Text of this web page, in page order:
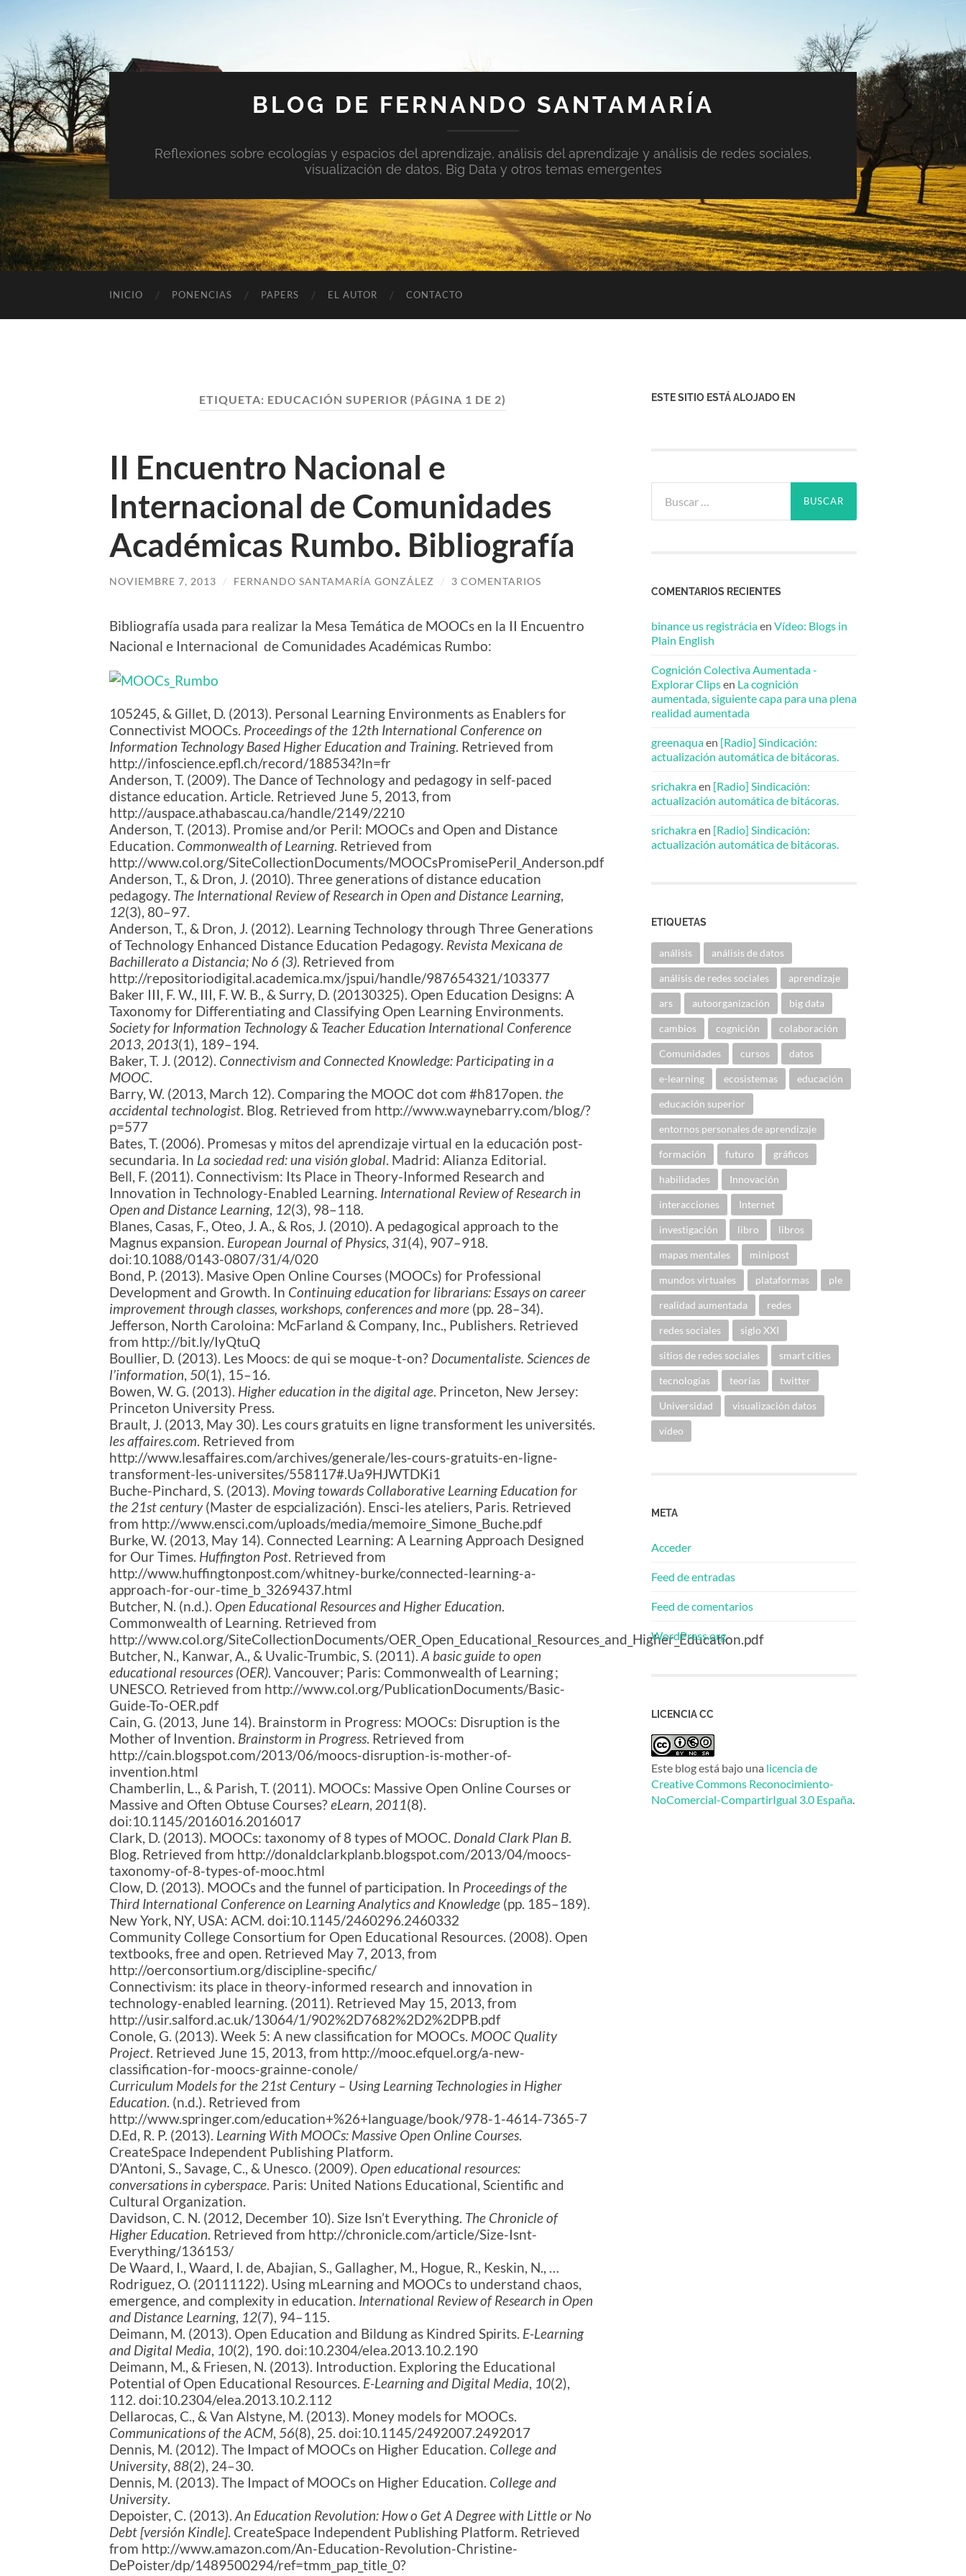
BLOG DE FERNANDO SANTAMARÍA
Reflexiones sobre ecologías y espacios del aprendizaje, análisis del aprendizaje y análisis de redes sociales,
visualización de datos, Big Data y otros temas emergentes
INICIO PONENCIAS PAPERS EL AUTOR CONTACTO
ETIQUETA: EDUCACIÓN SUPERIOR (PÁGINA 1 DE 2)
II Encuentro Nacional e
Internacional de Comunidades
Académicas Rumbo. Bibliografía
NOVIEMBRE 7, 2013 / FERNANDO SANTAMARÍA GONZÁLEZ / 3 COMENTARIOS
Bibliografía usada para realizar la Mesa Temática de MOOCs en la II Encuentro
Nacional e Internacional de Comunidades Académicas Rumbo:
105245, & Gillet, D. (2013). Personal Learning Environments as Enablers for
Connectivist MOOCs. Proceedings of the 12th International Conference on
Information Technology Based Higher Education and Training. Retrieved from
http://infoscience.epfl.ch/record/188534?ln=fr
Anderson, T. (2009). The Dance of Technology and pedagogy in self-paced
distance education. Article. Retrieved June 5, 2013, from
http://auspace.athabascau.ca/handle/2149/2210
Anderson, T. (2013). Promise and/or Peril: MOOCs and Open and Distance
Education. Commonwealth of Learning. Retrieved from
http://www.col.org/SiteCollectionDocuments/MOOCsPromisePeril_Anderson.pdf
Anderson, T., & Dron, J. (2010). Three generations of distance education
pedagogy. The International Review of Research in Open and Distance Learning,
12(3), 80–97.
Anderson, T., & Dron, J. (2012). Learning Technology through Three Generations
of Technology Enhanced Distance Education Pedagogy. Revista Mexicana de
Bachillerato a Distancia; No 6 (3). Retrieved from
http://repositoriodigital.academica.mx/jspui/handle/987654321/103377
Baker III, F. W., III, F. W. B., & Surry, D. (20130325). Open Education Designs: A
Taxonomy for Differentiating and Classifying Open Learning Environments.
Society for Information Technology & Teacher Education International Conference
2013, 2013(1), 189–194.
Baker, T. J. (2012). Connectivism and Connected Knowledge: Participating in a
MOOC.
Barry, W. (2013, March 12). Comparing the MOOC dot com #h817open. the
accidental technologist. Blog. Retrieved from http://www.waynebarry.com/blog/?
p=577
Bates, T. (2006). Promesas y mitos del aprendizaje virtual en la educación post-
secundaria. In La sociedad red: una visión global. Madrid: Alianza Editorial.
Bell, F. (2011). Connectivism: Its Place in Theory-Informed Research and
Innovation in Technology-Enabled Learning. International Review of Research in
Open and Distance Learning, 12(3), 98–118.
Blanes, Casas, F., Oteo, J. A., & Ros, J. (2010). A pedagogical approach to the
Magnus expansion. European Journal of Physics, 31(4), 907–918.
doi:10.1088/0143-0807/31/4/020
Bond, P. (2013). Masive Open Online Courses (MOOCs) for Professional
Development and Growth. In Continuing education for librarians: Essays on career
improvement through classes, workshops, conferences and more (pp. 28–34).
Jefferson, North Caroloina: McFarland & Company, Inc., Publishers. Retrieved
from http://bit.ly/IyQtuQ
Boullier, D. (2013). Les Moocs: de qui se moque-t-on? Documentaliste. Sciences de
l’information, 50(1), 15–16.
Bowen, W. G. (2013). Higher education in the digital age. Princeton, New Jersey:
Princeton University Press.
Brault, J. (2013, May 30). Les cours gratuits en ligne transforment les universités.
les affaires.com. Retrieved from
http://www.lesaffaires.com/archives/generale/les-cours-gratuits-en-ligne-
transforment-les-universites/558117#.Ua9HJWTDKi1
Buche-Pinchard, S. (2013). Moving towards Collaborative Learning Education for
the 21st century(Master de espcialización). Ensci-les ateliers, Paris. Retrieved
from http://www.ensci.com/uploads/media/memoire_Simone_Buche.pdf
Burke, W. (2013, May 14). Connected Learning: A Learning Approach Designed
for Our Times. Huffington Post. Retrieved from
http://www.huffingtonpost.com/whitney-burke/connected-learning-a-
approach-for-our-time_b_3269437.html
Butcher, N. (n.d.). Open Educational Resources and Higher Education.
Commonwealth of Learning. Retrieved from
http://www.col.org/SiteCollectionDocuments/OER_Open_Educational_Resources_and_Higher_Education.pdf
Butcher, N., Kanwar, A., & Uvalic-Trumbic, S. (2011). A basic guide to open
educational resources (OER). Vancouver; Paris: Commonwealth of Learning ;
UNESCO. Retrieved from http://www.col.org/PublicationDocuments/Basic-
Guide-To-OER.pdf
Cain, G. (2013, June 14). Brainstorm in Progress: MOOCs: Disruption is the
Mother of Invention. Brainstorm in Progress. Retrieved from
http://cain.blogspot.com/2013/06/moocs-disruption-is-mother-of-
invention.html
Chamberlin, L., & Parish, T. (2011). MOOCs: Massive Open Online Courses or
Massive and Often Obtuse Courses?eLearn, 2011(8).
doi:10.1145/2016016.2016017
Clark, D. (2013). MOOCs: taxonomy of 8 types of MOOC. Donald Clark Plan B.
Blog. Retrieved from http://donaldclarkplanb.blogspot.com/2013/04/moocs-
taxonomy-of-8-types-of-mooc.html
Clow, D. (2013). MOOCs and the funnel of participation. In Proceedings of the
Third International Conference on Learning Analytics and Knowledge (pp. 185–189).
New York, NY, USA: ACM. doi:10.1145/2460296.2460332
Community College Consortium for Open Educational Resources. (2008). Open
textbooks, free and open. Retrieved May 7, 2013, from
http://oerconsortium.org/discipline-specific/
Connectivism: its place in theory-informed research and innovation in
technology-enabled learning. (2011). Retrieved May 15, 2013, from
http://usir.salford.ac.uk/13064/1/902%2D7682%2D2%2DPB.pdf
Conole, G. (2013). Week 5: A new classification for MOOCs. MOOC Quality
Project. Retrieved June 15, 2013, from http://mooc.efquel.org/a-new-
classification-for-moocs-grainne-conole/
Curriculum Models for the 21st Century – Using Learning Technologies in Higher
Education. (n.d.). Retrieved from
http://www.springer.com/education+%26+language/book/978-1-4614-7365-7
D.Ed, R. P. (2013). Learning With MOOCs: Massive Open Online Courses.
CreateSpace Independent Publishing Platform.
D’Antoni, S., Savage, C., & Unesco. (2009). Open educational resources:
conversations in cyberspace. Paris: United Nations Educational, Scientific and
Cultural Organization.
Davidson, C. N. (2012, December 10). Size Isn’t Everything. The Chronicle of
Higher Education. Retrieved from http://chronicle.com/article/Size-Isnt-
Everything/136153/
De Waard, I., Waard, I. de, Abajian, S., Gallagher, M., Hogue, R., Keskin, N., …
Rodriguez, O. (20111122). Using mLearning and MOOCs to understand chaos,
emergence, and complexity in education. International Review of Research in Open
and Distance Learning, 12(7), 94–115.
Deimann, M. (2013). Open Education and Bildung as Kindred Spirits. E-Learning
and Digital Media, 10(2), 190. doi:10.2304/elea.2013.10.2.190
Deimann, M., & Friesen, N. (2013). Introduction. Exploring the Educational
Potential of Open Educational Resources. E-Learning and Digital Media, 10(2),
112. doi:10.2304/elea.2013.10.2.112
Dellarocas, C., & Van Alstyne, M. (2013). Money models for MOOCs.
Communications of the ACM, 56(8), 25. doi:10.1145/2492007.2492017
Dennis, M. (2012). The Impact of MOOCs on Higher Education. College and
University, 88(2), 24–30.
Dennis, M. (2013). The Impact of MOOCs on Higher Education. College and
University.
Depoister, C. (2013). An Education Revolution: How o Get A Degree with Little or No
Debt [versión Kindle]. CreateSpace Independent Publishing Platform. Retrieved
from http://www.amazon.com/An-Education-Revolution-Christine-
DePoister/dp/1489500294/ref=tmm_pap_title_0?
ESTE SITIO ESTÁ ALOJADO EN
COMENTARIOS RECIENTES
binance us registráciaen Vídeo: Blogs in
Plain English
Cognición Colectiva Aumentada -
Explorar Clipsen La cognición
aumentada, siguiente capa para una plena
realidad aumentada
greenaquaen [Radio] Sindicación:
actualización automática de bitácoras.
srichakraen [Radio] Sindicación:
actualización automática de bitácoras.
srichakraen [Radio] Sindicación:
actualización automática de bitácoras.
ETIQUETAS
análisis análisis de datos
análisis de redes sociales aprendizaje
ars autoorganización big data
cambios cognición colaboración
Comunidades cursos datos
e-learning ecosistemas educación
educación superior
entornos personales de aprendizaje
formación futuro gráficos
habilidades Innovación
interacciones Internet
investigación libro libros
mapas mentales minipost
mundos virtuales plataformas ple
realidad aumentada redes
redes sociales siglo XXI
sitios de redes sociales smart cities
tecnologías teorías twitter
Universidad visualización datos
vídeo
META
Acceder
Feed de entradas
Feed de comentarios
WordPress.org
LICENCIA CC
Este blog está bajo una licencia de
Creative Commons Reconocimiento-
NoComercial-CompartirIgual 3.0 España.